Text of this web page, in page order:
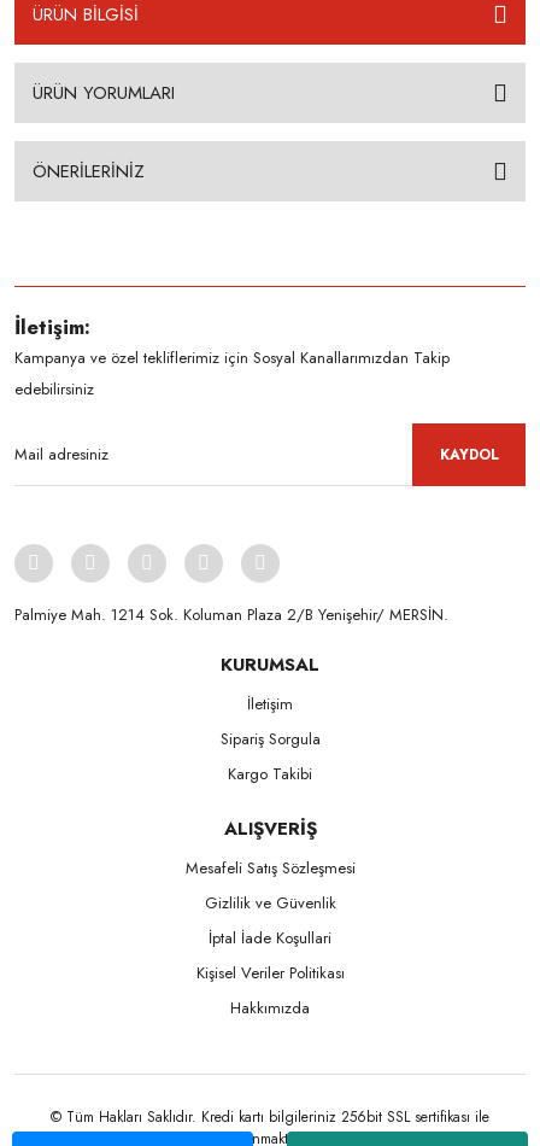
ÜRÜN BİLGİSİ
ÜRÜN YORUMLARI
ÖNERİLERİNİZ
İletişim:
Kampanya ve özel tekliflerimiz için Sosyal Kanallarımızdan Takip
edebilirsiniz
KAYDOL
Palmiye Mah. 1214 Sok. Koluman Plaza 2/B Yenişehir/ MERSİN.ㅤㅤㅤㅤㅤㅤㅤㅤㅤㅤㅤㅤㅤㅤㅤㅤㅤㅤㅤㅤㅤㅤㅤㅤㅤㅤㅤㅤㅤㅤㅤㅤㅤㅤㅤ ㅤㅤㅤㅤㅤㅤㅤㅤㅤㅤ
KURUMSAL
İletişim
Sipariş Sorgula
Kargo Takibi
ALIŞVERİŞ
Mesafeli Satış Sözleşmesi
Gizlilik ve Güvenlik
İptal İade Koşullari
Kişisel Veriler Politikası
Hakkımızda
© Tüm Hakları Saklıdır. Kredi kartı bilgileriniz 256bit SSL sertifikası ile
korunmaktadır.